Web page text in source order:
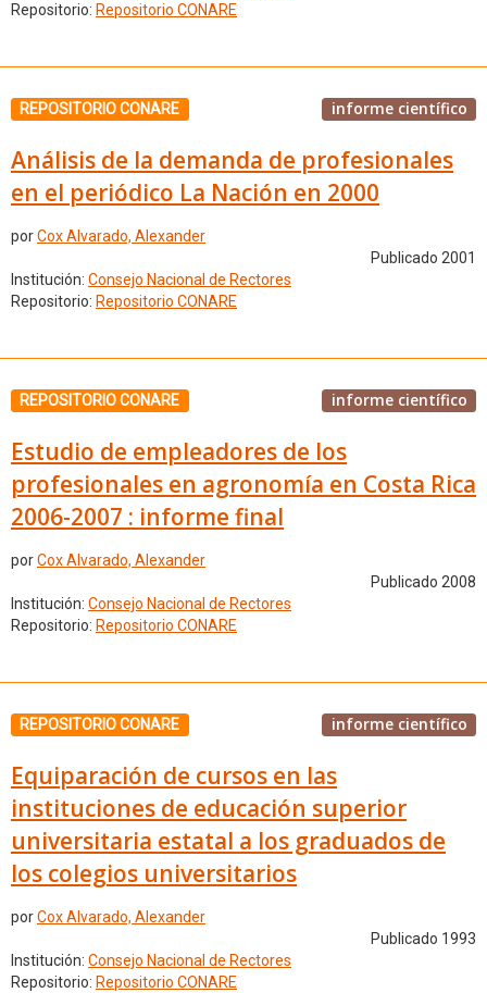
Repositorio: Repositorio CONARE
REPOSITORIO CONARE informe científico
Análisis de la demanda de profesionales
en el periódico La Nación en 2000
porCox Alvarado, Alexander
Publicado 2001
Institución: Consejo Nacional de Rectores
Repositorio: Repositorio CONARE
REPOSITORIO CONARE informe científico
Estudio de empleadores de los
profesionales en agronomía en Costa Rica
2006-2007 : informe final
porCox Alvarado, Alexander
Publicado 2008
Institución: Consejo Nacional de Rectores
Repositorio: Repositorio CONARE
REPOSITORIO CONARE informe científico
Equiparación de cursos en las
instituciones de educación superior
universitaria estatal a los graduados de
los colegios universitarios
porCox Alvarado, Alexander
Publicado 1993
Institución: Consejo Nacional de Rectores
Repositorio: Repositorio CONARE